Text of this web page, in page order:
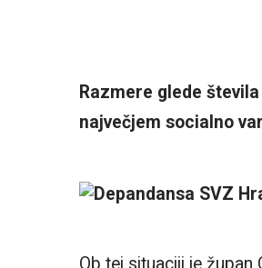
Razmere glede
največjem socialno
Ob tej situaciji je župan